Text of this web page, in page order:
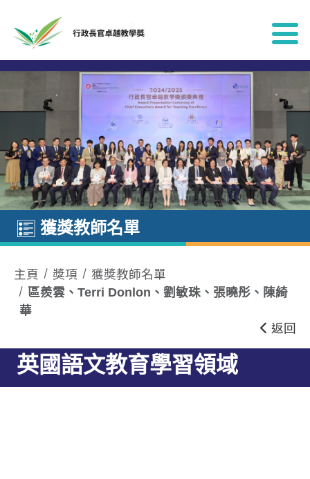
獲獎教師名單
主頁 獎項
獲獎教師名單
區羨雲、Terri Donlon、劉敏珠、張曉彤、陳綺
華
返回
英國語文教育學習領域